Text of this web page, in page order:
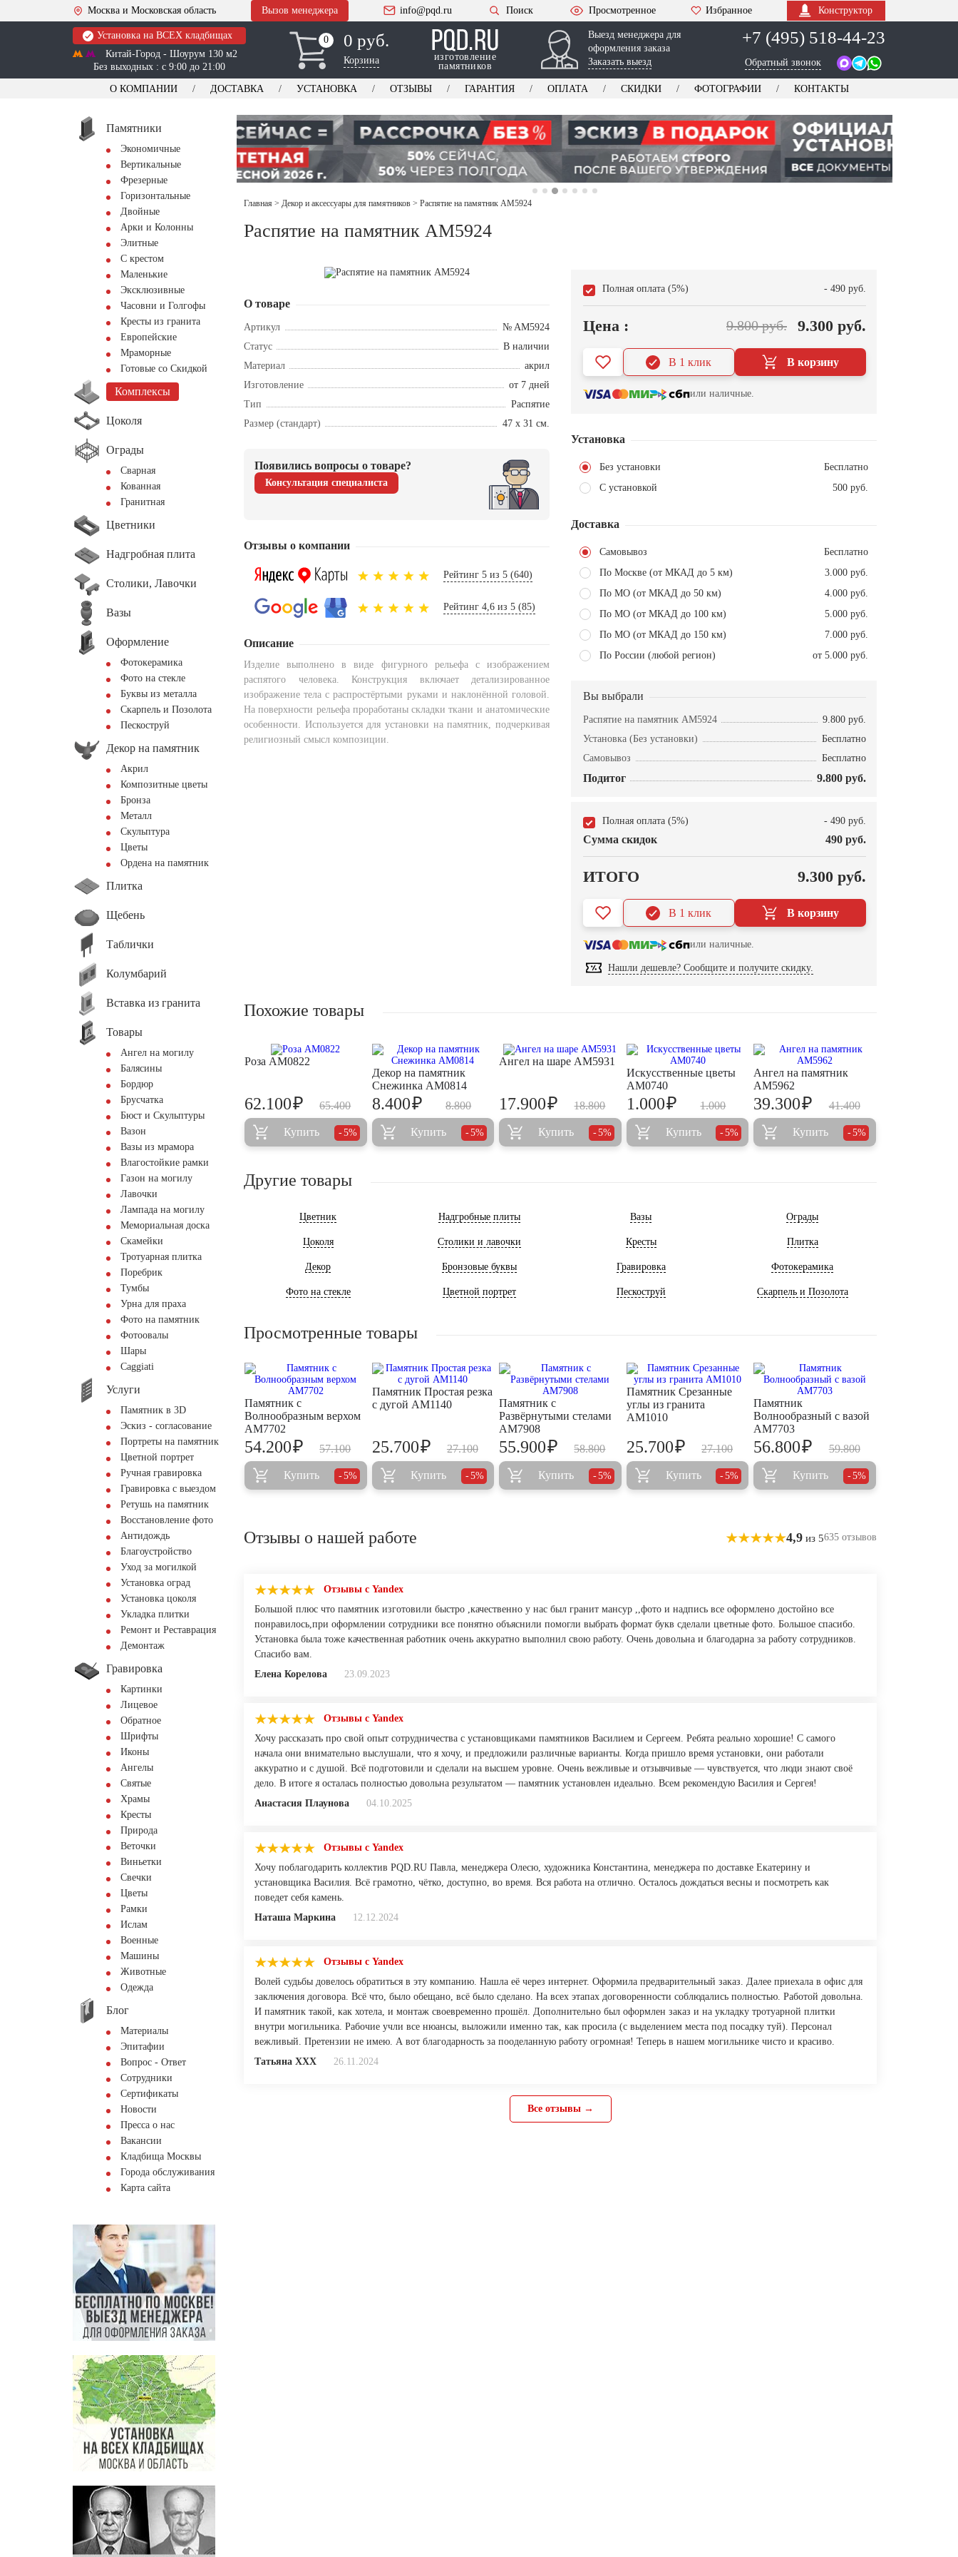
Москва и Московская область Вызов менеджера info@pqd.ru Поиск Просмотренное Избранное Конструктор
Установка на ВСЕХ кладбищах
Китай-Город - Шоурум 130 м2
Без выходных : с 9:00 до 21:00
0
0 0 руб.
Корзина
изготовление
памятников
Выезд менеджера для
оформления заказа
Заказать выезд
+7 (495) 518-44-23
Обратный звонок
О КОМПАНИИ ДОСТАВКА УСТАНОВКА ОТЗЫВЫ ГАРАНТИЯ ОПЛАТА СКИДКИ ФОТОГРАФИИ КОНТАКТЫ
Памятники
Экономичные
Вертикальные
Фрезерные
Горизонтальные
Двойные
Арки и Колонны
Элитные
С крестом
Маленькие
Эксклюзивные
Часовни и Голгофы
Кресты из гранита
Европейские
Мраморные
Готовые со Скидкой
Комплексы
Цоколя
Ограды
Сварная
Кованная
Гранитная
Цветники
Надгробная плита
Столики, Лавочки
Вазы
Оформление
Фотокерамика
Фото на стекле
Буквы из металла
Скарпель и Позолота
Пескоструй
Декор на памятник
Акрил
Композитные цветы
Бронза
Металл
Скульптура
Цветы
Ордена на памятник
Плитка
Щебень
Таблички
Колумбарий
Вставка из гранита
Товары
Ангел на могилу
Балясины
Бордюр
Брусчатка
Бюст и Скульптуры
Вазон
Вазы из мрамора
Влагостойкие рамки
Газон на могилу
Лавочки
Лампада на могилу
Мемориальная доска
Скамейки
Тротуарная плитка
Поребрик
Тумбы
Урна для праха
Фото на памятник
Фотоовалы
Шары
Сaggiati
Услуги
Памятник в 3D
Эскиз - согласование
Портреты на памятник
Цветной портрет
Ручная гравировка
Гравировка с выездом
Ретушь на памятник
Восстановление фото
Антидождь
Благоустройство
Уход за могилкой
Установка оград
Установка цоколя
Укладка плитки
Ремонт и Реставрация
Демонтаж
Гравировка
Картинки
Лицевое
Обратное
Шрифты
Иконы
Ангелы
Святые
Храмы
Кресты
Природа
Веточки
Виньетки
Свечки
Цветы
Рамки
Ислам
Военные
Машины
Животные
Одежда
Блог
Материалы
Эпитафии
Вопрос - Ответ
Сотрудники
Сертификаты
Новости
Пресса о нас
Вакансии
Кладбища Москвы
Города обслуживания
Карта сайта
Главная > Декор и аксессуары для памятников > Распятие на памятник AM5924
Распятие на памятник AM5924
О товаре
Артикул
№ AM5924
Статус
В наличии
Материал
акрил
Изготовление
от 7 дней
Тип
Распятие
Размер (стандарт)
47 х 31 см.
Появились вопросы о товаре?
Консультация специалиста
Отзывы о компании
Рейтинг 5 из 5 (640)
Рейтинг 4,6 из 5 (85)
Описание
Изделие выполнено в виде фигурного рельефа с изображением
распятого человека. Конструкция включает детализированное
изображение тела с распростёртыми руками и наклонённой головой.
На поверхности рельефа проработаны складки ткани и анатомические
особенности. Используется для установки на памятник, подчеркивая
религиозный смысл композиции.
Полная оплата (5%) - 490 руб.
Цена : 9.800 руб. 9.300 руб.
В корзину
В 1 клик
или наличные.
Установка
Без установки
Бесплатно
С установкой
500 руб.
Доставка
Самовывоз
Бесплатно
По Москве (от МКАД до 5 км)
3.000 руб.
По МО (от МКАД до 50 км)
4.000 руб.
По МО (от МКАД до 100 км)
5.000 руб.
По МО (от МКАД до 150 км)
7.000 руб.
По России (любой регион)
от 5.000 руб.
Вы выбрали
Распятие на памятник AM5924
9.800 руб.
Установка (Без установки)
Бесплатно
Самовывоз
Бесплатно
Подитог 9.800 руб.
Полная оплата (5%) - 490 руб.
Сумма скидок 490 руб.
ИТОГО 9.300 руб.
В корзину
В 1 клик
или наличные.
Нашли дешевле? Сообщите и получите скидку.
Похожие товары
Роза AM0822
65.400
62.100₽
Купить 5%
Декор на памятник
Снежинка AM0814
8.800
8.400₽
Купить 5%
Ангел на шаре AM5931
18.800
17.900₽
Купить 5%
Искусственные цветы
AM0740
1.000
1.000₽
Купить 5%
Ангел на памятник
AM5962
41.400
39.300₽
Купить 5%
Другие товары
Цветник Надгробные плиты Вазы Ограды
Цоколя Столики и лавочки Кресты Плитка
Декор Бронзовые буквы Гравировка Фотокерамика
Фото на стекле Цветной портрет Пескоструй Скарпель и Позолота
Просмотренные товары
Памятник с
Волнообразным верхом
AM7702
57.100
54.200₽
Купить 5%
Памятник Простая резка
с дугой AM1140
27.100
25.700₽
Купить 5%
Памятник с
Развёрнутыми стелами
AM7908
58.800
55.900₽
Купить 5%
Памятник Срезанные
углы из гранита
AM1010
27.100
25.700₽
Купить 5%
Памятник
Волнообразный с вазой
AM7703
59.800
56.800₽
Купить 5%
Отзывы о нашей работе 4,9 из 5635 отзывов
Отзывы с Yandex
Большой плюс что памятник изготовили быстро ,качественно у нас был гранит мансур ,,фото и надпись все оформлено достойно все
понравилось,при оформлении сотрудники все понятно объяснили помогли выбрать формат букв сделали цветные фото. Большое спасибо.
Установка была тоже качественная работник очень аккуратно выполнил свою работу. Очень довольна и благодарна за работу сотрудников.
Спасибо вам.
Елена Корелова
23.09.2023
Отзывы с Yandex
Хочу рассказать про свой опыт сотрудничества с установщиками памятников Василием и Сергеем. Ребята реально хорошие! С самого
начала они внимательно выслушали, что я хочу, и предложили различные варианты. Когда пришло время установки, они работали
аккуратно и с душой. Всё подготовили и сделали на высшем уровне. Очень вежливые и отзывчивые — чувствуется, что люди знают своё
дело. В итоге я осталась полностью довольна результатом — памятник установлен идеально. Всем рекомендую Василия и Сергея!
Анастасия Плаунова
04.10.2025
Отзывы с Yandex
Хочу поблагодарить коллектив PQD.RU Павла, менеджера Олесю, художника Константина, менеджера по доставке Екатерину и
установщика Василия. Всё грамотно, чётко, доступно, во время. Вся работа на отлично. Осталось дождаться весны и посмотреть как
поведет себя камень.
Наташа Маркина
12.12.2024
Отзывы с Yandex
Волей судьбы довелось обратиться в эту компанию. Нашла её через интернет. Оформила предварительный заказ. Далее приехала в офис для
заключения договора. Всё что, было обещано, всё было сделано. На всех этапах договоренности соблюдались полностью. Работой довольна.
И памятник такой, как хотела, и монтаж своевременно прошёл. Дополнительно был оформлен заказ и на укладку тротуарной плитки
внутри могильника. Рабочие учли все нюансы, выложили именно так, как просила (с выделением места под посадку туй). Персонал
вежливый. Претензии не имею. А вот благодарность за пооделанную работу огромная! Теперь в нашем могильнике чисто и красиво.
Татьяна XXX
26.11.2024
Все отзывы →